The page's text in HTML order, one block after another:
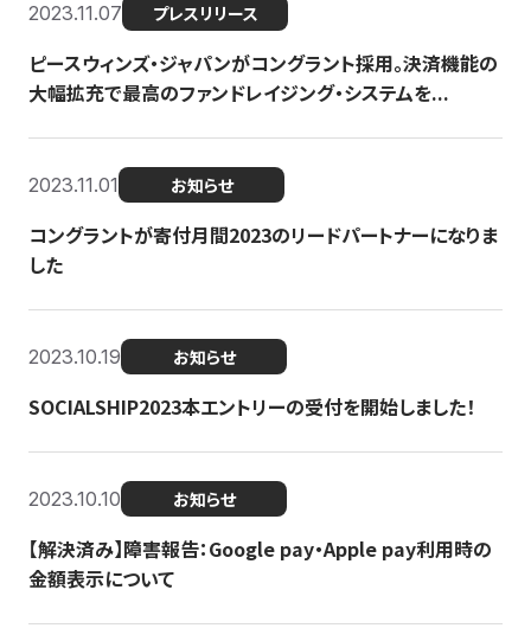
2023.11.07 プレスリリース
ピースウィンズ・ジャパンがコングラント採用。決済機能の
大幅拡充で最高のファンドレイジング・システムを...
2023.11.01 お知らせ
コングラントが寄付月間2023のリードパートナーになりま
した
2023.10.19 お知らせ
SOCIALSHIP2023本エントリーの受付を開始しました！
2023.10.10 お知らせ
【解決済み】障害報告：Google pay・Apple pay利用時の
金額表示について